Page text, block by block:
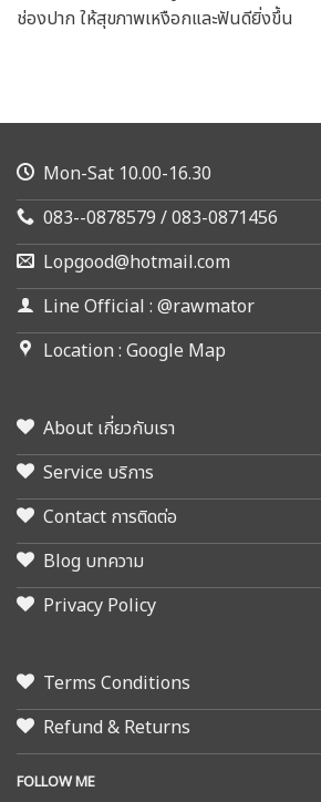
ช่องปาก ให้สุขภาพเหงือกและฟันดียิ่งขึ้น
Mon-Sat 10.00-16.30
083--0878579 / 083-0871456
Lopgood@hotmail.com
Line Official : @rawmator
Location : Google Map
About เกี่ยวกับเรา
Service บริการ
Contact การติดต่อ
Blog บทความ
Privacy Policy
Terms Conditions
Refund & Returns
FOLLOW ME